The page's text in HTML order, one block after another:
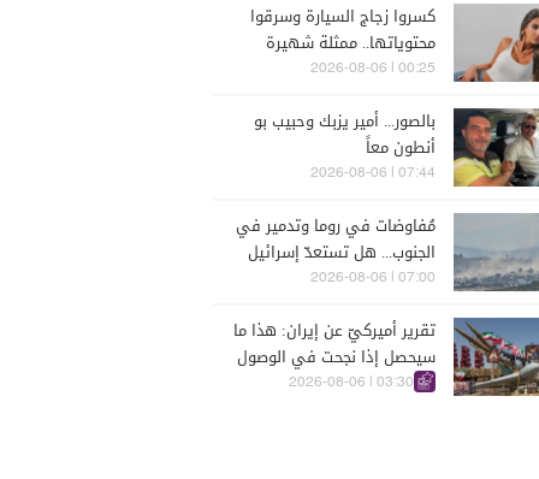
كسروا زجاج السيارة وسرقوا
محتوياتها.. ممثلة شهيرة
تتعرّض للسرقة في الرملة
00:25 | 2026-08-06
بالصور... أمير يزبك وحبيب بو
أنطون معاً
07:44 | 2026-08-06
مُفاوضات في روما وتدمير في
الجنوب... هل تستعدّ إسرائيل
للحرب؟
07:00 | 2026-08-06
تقرير أميركيّ عن إيران: هذا ما
سيحصل إذا نجحت في الوصول
إلى هذه الدولة الآسيويّة
03:30 | 2026-08-06